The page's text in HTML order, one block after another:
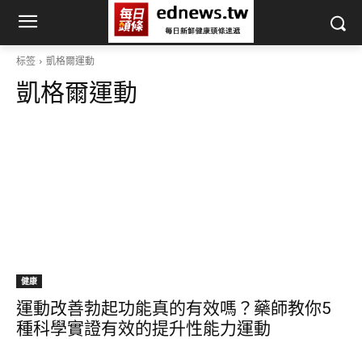
标签 凱格爾運動
凱格爾運動
健康
運動改善勃起功能真的有效嗎？藥師教你5
種科學實證有效的提升性能力運動